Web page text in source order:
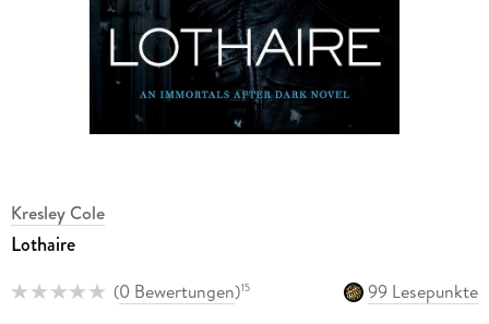
Kresley Cole
Lothaire
(0 Bewertungen)15
99 Lesepunkte